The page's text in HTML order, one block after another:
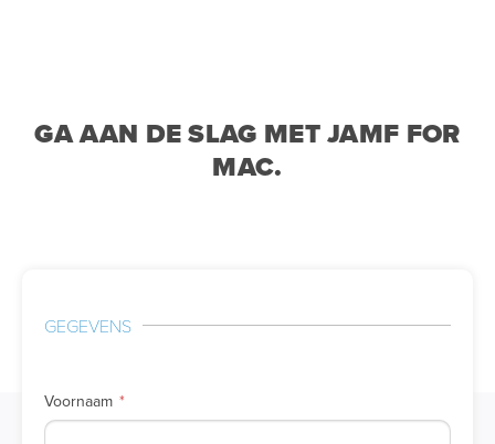
GA AAN DE SLAG MET JAMF FOR
MAC.
GEGEVENS
Voornaam